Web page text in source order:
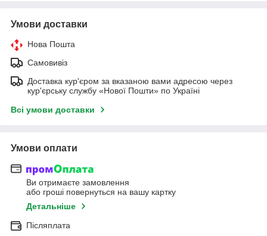
Умови доставки
Нова Пошта
Самовивіз
Доставка кур'єром за вказаною вами адресою через
кур'єрську службу «Нової Пошти» по Україні
Всі умови доставки
Умови оплати
Ви отримаєте замовлення
або гроші повернуться на вашу картку
Детальніше
Післяплата